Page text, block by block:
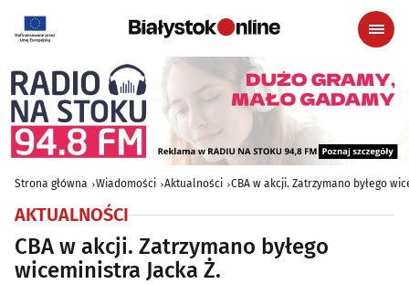
Strona główna Wiadomości Aktualności CBA w akcji. Zatrzymano byłego
AKTUALNOŚCI
CBA w akcji. Zatrzymano byłego
wiceministra Jacka Ż.